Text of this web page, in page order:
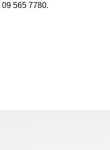
09 565 7780.